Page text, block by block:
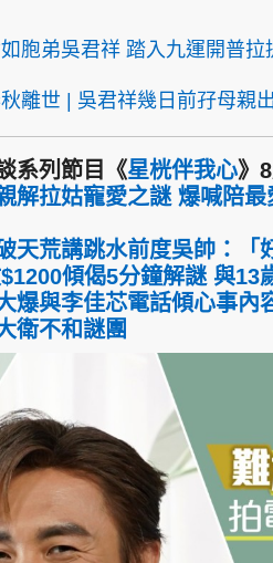
胞弟吳君祥 踏入九運開普
離世 | 吳君祥幾日前孖母親
系列節目《星桄伴我心》
解拉姑寵愛之謎 爆喊陪
天荒講跳水前度吳帥：「
傾偈5分鐘解謎 與13
爆與李佳芯電話傾心事
衛不和謎團